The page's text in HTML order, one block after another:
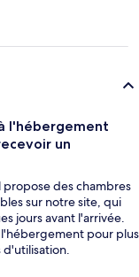
l'hébergement
un
des chambres
sur notre site, qui
jours avant l'arrivée.
pour plus
d'utilisation.